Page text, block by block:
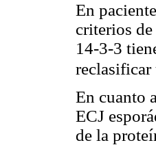
En
criterios
14-3-3
reclasificar
En cuanto
ECJ
de la